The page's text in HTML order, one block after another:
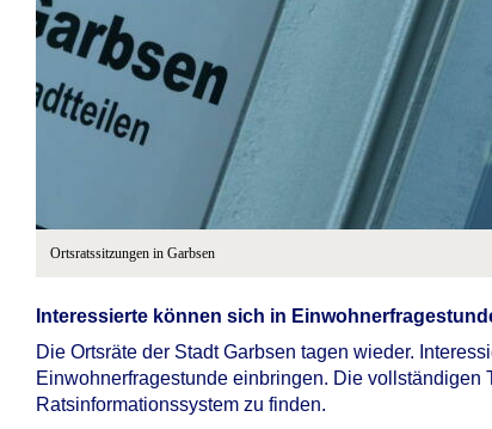
Ortsratssitzungen in Garbsen
Interessierte können sich in
Die Ortsräte der Stadt Garbsen tagen wieder.
Einwohnerfragestunde einbringen. Die vollständigen
Ratsinformationssystem zu finden.